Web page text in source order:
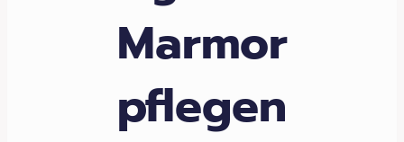
Marmor
pflegen